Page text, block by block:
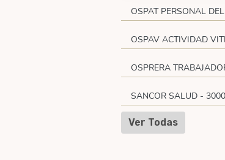
OSPAT PERSONAL
OSPAV ACTIVIDAD
OSPRERA
SANCOR SALUD - 3000
Ver Todas